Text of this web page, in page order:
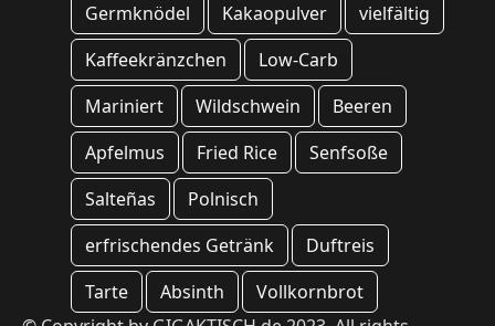
Germknödel
Kakaopulver
vielfältig
Kaffeekränzchen
Low-Carb
Mariniert
Wildschwein
Beeren
Apfelmus
Fried Rice
Senfsoße
Salteñas
Polnisch
erfrischendes Getränk
Duftreis
Tarte
Absinth
Vollkornbrot